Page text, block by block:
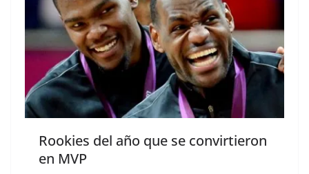
Rookies del año que se convirtieron
en MVP